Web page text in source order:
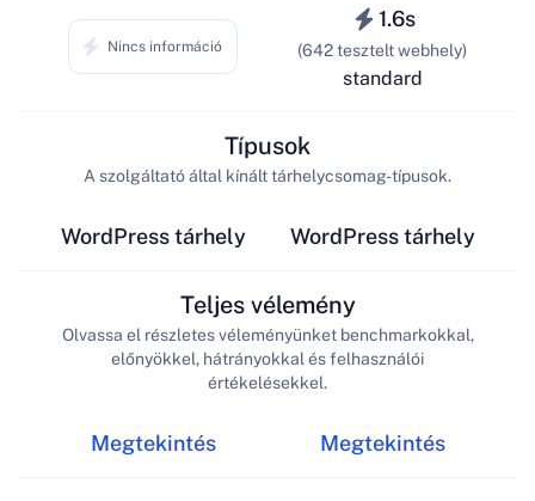
Nincs információ
1.6s
(642 tesztelt webhely)
standard
WordPress tárhely
Típusok
A szolgáltató által kínált tárhelycsomag-típusok.
WordPress tárhely
Megtekintés
Teljes vélemény
Olvassa el részletes véleményünket benchmarkokkal,
előnyökkel, hátrányokkal és felhasználói
értékelésekkel.
Megtekintés